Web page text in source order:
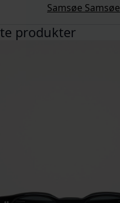
Samsøe Samsøe
produkter